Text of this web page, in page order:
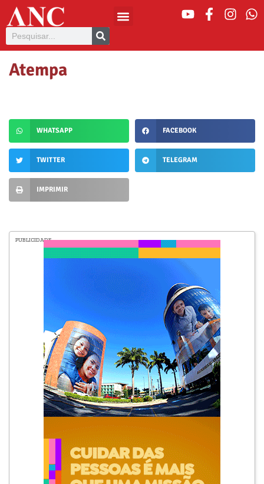
Atempa
WHATSAPP FACEBOOK
TWITTER TELEGRAM
IMPRIMIR
PUBLICIDADE